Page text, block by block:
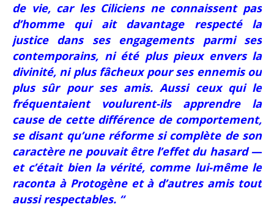
de vie, car les Ciliciens ne connaissent pas
d’homme qui ait davantage respecté la
justice dans ses engagements parmi ses
contemporains, ni été plus pieux envers la
divinité, ni plus fâcheux pour ses ennemis ou
plus sûr pour ses amis. Aussi ceux qui le
fréquentaient voulurent-ils apprendre la
cause de cette différence de comportement,
se disant qu’une réforme si complète de son
caractère ne pouvait être l’effet du hasard —
et c’était bien la vérité, comme lui-même le
raconta à Protogène et à d’autres amis tout
aussi respectables. “